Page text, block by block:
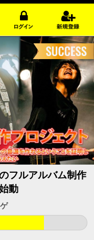
フルアルバム制作
動